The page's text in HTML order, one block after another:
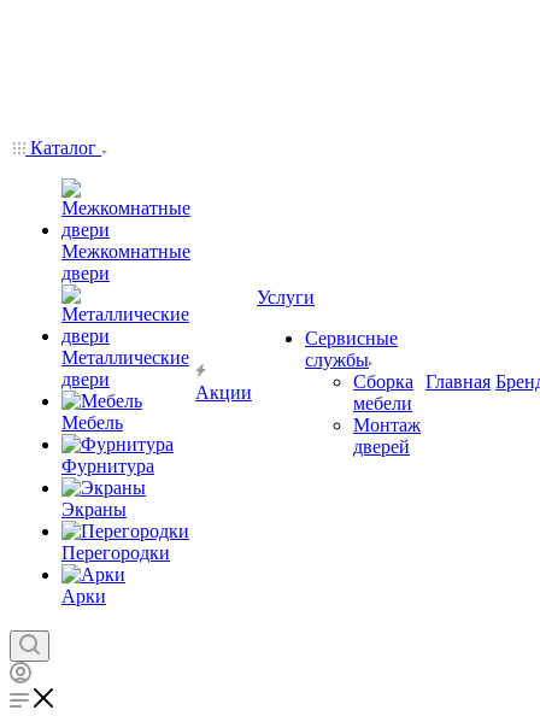
Каталог
Межкомнатные
двери
Металлические
двери
Мебель
Фурнитура
Экраны
Перегородки
Арки
Акции
Услуги
Сервисные
службы
Сборка
мебели
Монтаж
дверей
Главная